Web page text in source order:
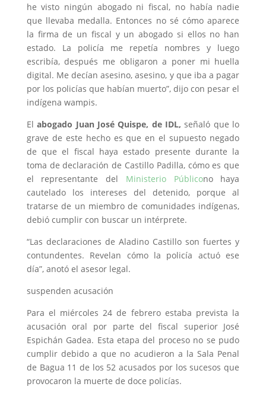
he visto ningún abogado ni fiscal, no había nadie
que llevaba medalla. Entonces no sé cómo aparece
la firma de un fiscal y un abogado si ellos no han
estado. La policía me repetía nombres y luego
escribía, después me obligaron a poner mi huella
digital. Me decían asesino, asesino, y que iba a pagar
por los policías que habían muerto”, dijo con pesar el
indígena wampis.
Elabogado Juan José Quispe, de IDL,señaló que lo
grave de este hecho es que en el supuesto negado
de que el fiscal haya estado presente durante la
toma de declaración de Castillo Padilla, cómo es que
el representante del Ministerio Públicono haya
cautelado los intereses del detenido, porque al
tratarse de un miembro de comunidades indígenas,
debió cumplir con buscar un intérprete.
“Las declaraciones de Aladino Castillo son fuertes y
contundentes. Revelan cómo la policía actuó ese
día”, anotó el asesor legal.
suspenden acusación
Para el miércoles 24 de febrero estaba prevista la
acusación oral por parte del fiscal superior José
Espichán Gadea. Esta etapa del proceso no se pudo
cumplir debido a que no acudieron a la Sala Penal
de Bagua 11 de los 52 acusados por los sucesos que
provocaron la muerte de doce policías.